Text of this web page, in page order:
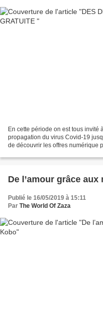
En cette période on est tous invité
propagation du virus Covid-19
de découvrir les offres numérique
De l’amour grâce
Publié le 16/05/2019 à 15:11
Par The World Of Zaza